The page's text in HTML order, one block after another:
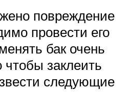
повреждение
провести его
бак очень
чтобы заклеить
следующие